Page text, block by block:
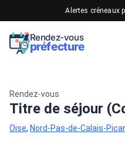
Alertes créneaux
Rendez-vous
préfecture
Rendez-vous
Titre de séjour
Oise, Nord-Pas-de-Calais-